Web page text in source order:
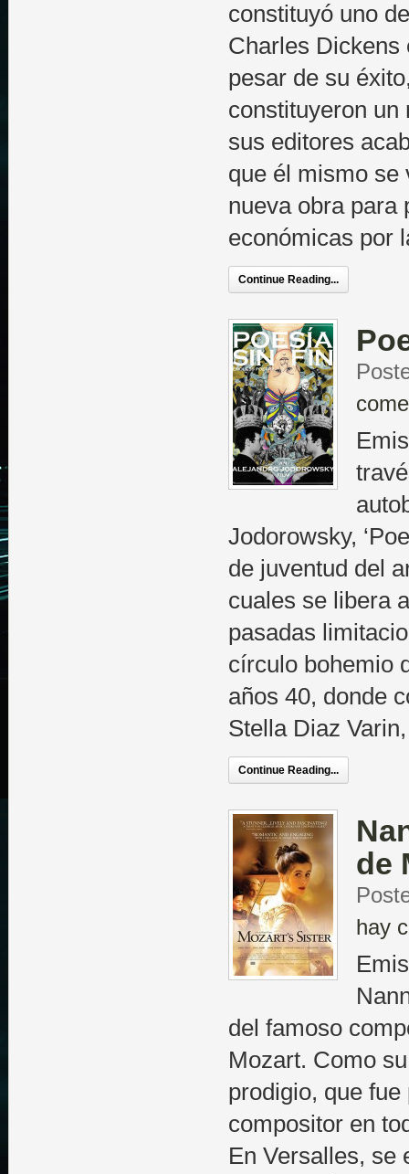
constituyó uno
Charles Dickens
pesar de su
constituyeron un
sus editores
que él mismo se
nueva obra para
económicas por
Continue Reading...
Jodorowsky,
de juventud del
cuales se libera
pasadas
círculo bohemio
años 40, donde
Stella Diaz
Continue Reading...
de
hay
del famoso
Mozart. Como
prodigio, que
compositor en
En Versalles, se